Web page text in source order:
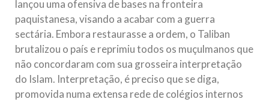
lançou uma ofensiva de bases na fronteira
paquistanesa, visando a acabar com a guerra
sectária. Embora restaurasse a ordem, o Taliban
brutalizou o país e reprimiu todos os muçulmanos que
não concordaram com sua grosseira interpretação
do Islam. Interpretação, é preciso que se diga,
promovida numa extensa rede de colégios internos